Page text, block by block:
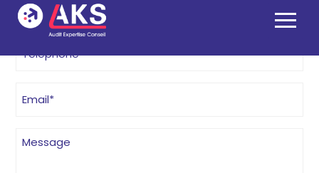
Aller
Prénom
(Nécessaire)
Téléphone
(Nécessaire)
mail